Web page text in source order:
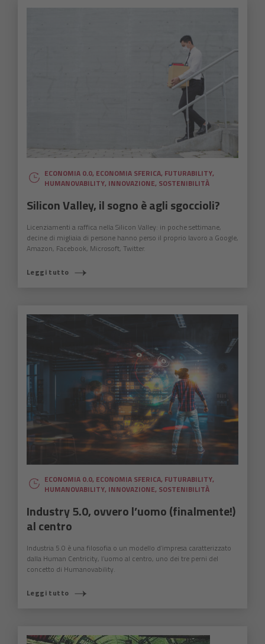
ECONOMIA 0.0, ECONOMIA SFERICA, FUTURABILITY,
HUMANOVABILITY, INNOVAZIONE, SOSTENIBILITÀ
Silicon Valley, il sogno è agli sgoccioli?
Licenziamenti a raffica nella Silicon Valley: in poche settimane,
decine di migliaia di persone hanno perso il proprio lavoro a Google,
Amazon, Facebook, Microsoft, Twitter.
Leggi tutto
ECONOMIA 0.0, ECONOMIA SFERICA, FUTURABILITY,
HUMANOVABILITY, INNOVAZIONE, SOSTENIBILITÀ
Industry 5.0, ovvero l’uomo (finalmente!)
al centro
Industria 5.0 è una filosofia o un modello d’impresa caratterizzato
dalla Human Centricity, l’uomo al centro, uno dei tre perni del
concetto di Humanovability.
Leggi tutto